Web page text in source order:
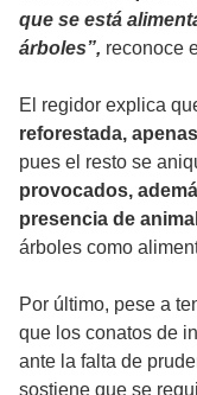
que se está
árboles”, reconoce
El regidor explica
reforestada,
pues el resto se
provocados,
presencia de
árboles como
Por último, pese a
que los conatos de
ante la falta de
sostiene que se